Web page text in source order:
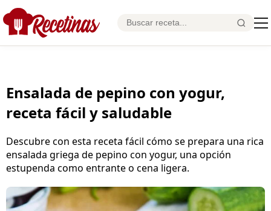
Ensalada de pepino con yogur,
receta fácil y saludable
Descubre con esta receta fácil cómo se prepara una rica
ensalada griega de pepino con yogur, una opción
estupenda como entrante o cena ligera.